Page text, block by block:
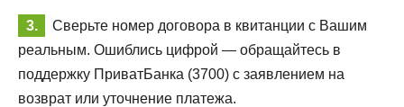
Сверьте номер договора в квитанции с Вашим
реальным. Ошиблись цифрой — обращайтесь в
поддержку ПриватБанка (3700) с заявлением на
возврат или уточнение платежа.